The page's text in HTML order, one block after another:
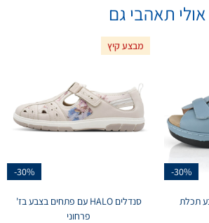
אולי תאהבי גם
-30%
מבצע קיץ
-30%
סנדלים HALO עם פתחים בצבע בז'
פרחוני